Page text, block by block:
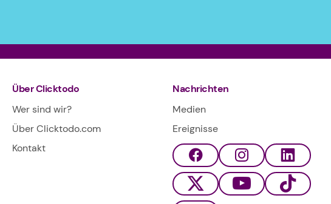
Über Clicktodo
Wer sind wir?
Über Clicktodo.com
Kontakt
Nachrichten
Medien
Ereignisse